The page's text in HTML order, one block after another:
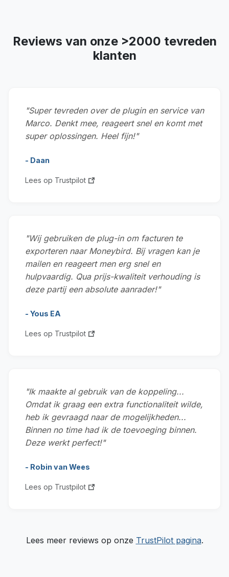
Reviews van onze >2000 tevreden
klanten
"Super tevreden over de plugin en service van
Marco. Denkt mee, reageert snel en komt met
super oplossingen. Heel fijn!"
- Daan
Lees op Trustpilot
"Wij gebruiken de plug-in om facturen te
exporteren naar Moneybird. Bij vragen kan je
mailen en reageert men erg snel en
hulpvaardig. Qua prijs-kwaliteit verhouding is
deze partij een absolute aanrader!"
- Yous EA
Lees op Trustpilot
"Ik maakte al gebruik van de koppeling...
Omdat ik graag een extra functionaliteit wilde,
heb ik gevraagd naar de mogelijkheden...
Binnen no time had ik de toevoeging binnen.
Deze werkt perfect!"
- Robin van Wees
Lees op Trustpilot
Lees meer reviews op onze TrustPilot pagina.